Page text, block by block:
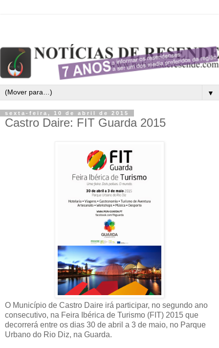
▼
sexta-feira, 10 de abril de 2015
Castro Daire: FIT Guarda 2015
O Município de Castro Daire irá participar, no segundo ano
consecutivo, na Feira Ibérica de Turismo (FIT) 2015 que
decorrerá entre os dias 30 de abril a 3 de maio, no Parque
Urbano do Rio Diz, na Guarda.